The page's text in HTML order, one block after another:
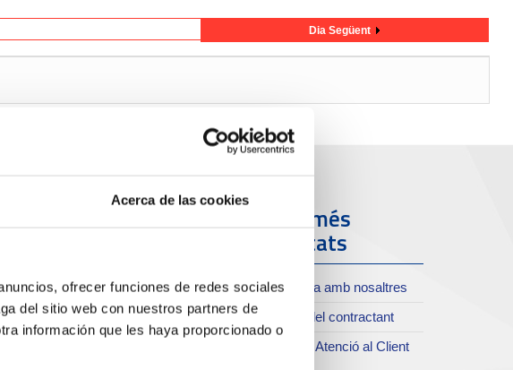
Acerca de las cookies
ofrecer funciones de redes sociales
del sitio web con nuestros partners de
información que les haya proporcionado o
Dia Següent
Port i Ciutat
Arxiu del Port
Servei de publicacions
Els més
visitats
Treballa amb nosaltres
Perfil del contractant
Servei Atenció al Client